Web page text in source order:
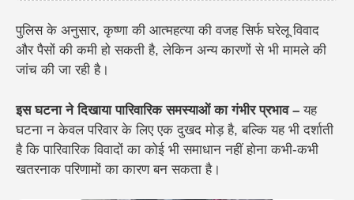
पुलिस के अनुसार, कृष्णा की आत्महत्या की वजह सिर्फ घरेलू विवाद
और पैसों की कमी हो सकती है, लेकिन अन्य कारणों से भी मामले की
जांच की जा रही है।
इस घटना ने दिखाया पारिवारिक समस्याओं का गंभीर प्रभाव –यह
घटना न केवल परिवार के लिए एक दुखद मोड़ है, बल्कि यह भी दर्शाती
है कि पारिवारिक विवादों का कोई भी समाधान नहीं होना कभी-कभी
खतरनाक परिणामों का कारण बन सकता है।